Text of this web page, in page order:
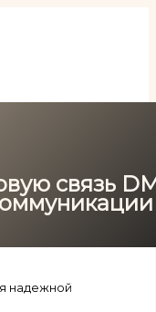
связь
надежной